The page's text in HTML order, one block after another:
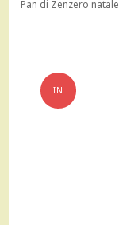
Pan di Zenzero natale
IN